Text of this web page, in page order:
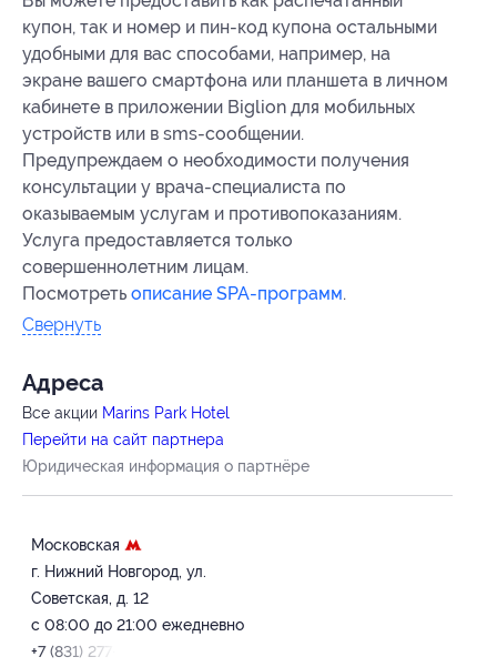
купон, так и номер и пин-код купона остальными
удобными для вас способами, например, на
экране вашего смартфона или планшета в личном
кабинете в приложении Biglion для мобильных
устройств или в sms-сообщении.
Предупреждаем о необходимости получения
консультации у врача-специалиста по
оказываемым услугам и противопоказаниям.
Услуга предоставляется только
совершеннолетним лицам.
Посмотреть описание SPA-программ.
Свернуть
Адресa
Все акции Marins Park Hotel
Перейти на сайт партнера
Юридическая информация о партнёре
Московская
г. Нижний Новгород, ул.
Советская, д. 12
с 08:00 до 21:00 ежедневно
+7 (831) 277-52-84